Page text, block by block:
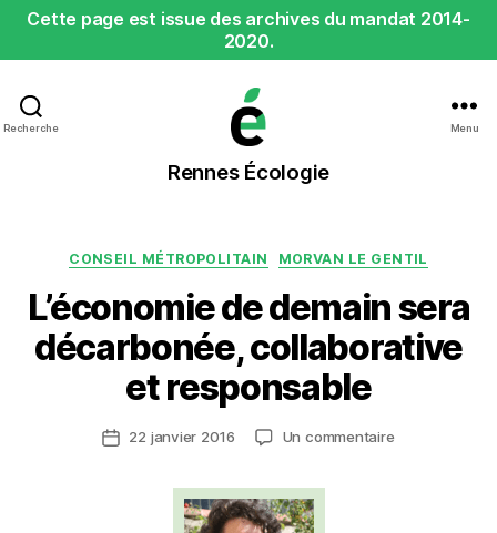
Cette page est issue des archives du mandat 2014-
2020.
Recherche
Rennes
Écologie
Rennes Écologie
Menu
Catégories
CONSEIL MÉTROPOLITAIN MORVAN LE GENTIL
L’économie de demain sera
décarbonée, collaborative
et responsable
Date22 janvier 2016 Un commentairesur